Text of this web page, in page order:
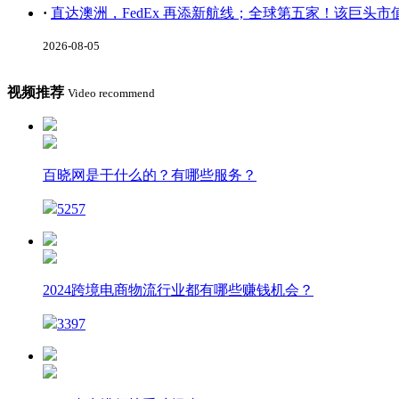
· 直达澳洲，FedEx 再添新航线；全球第五家！该巨头市
2026-08-05
视频推荐 Video recommend
百晓网是干什么的？有哪些服务？
5257
2024跨境电商物流行业都有哪些赚钱机会？
3397